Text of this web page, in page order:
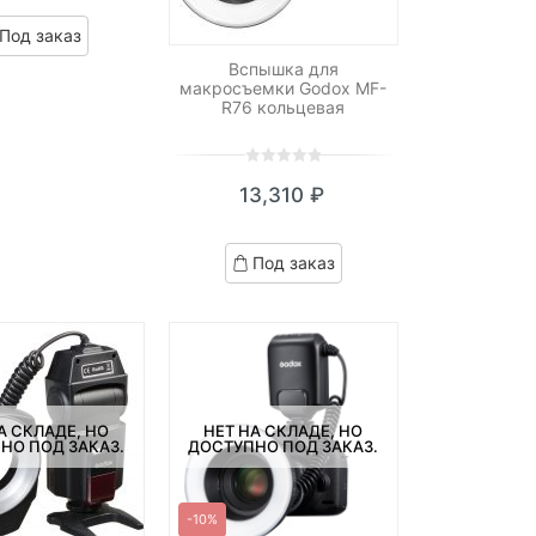
цена
составляла
цена:
9,170 ₽.
Под заказ
Вспышка для
макросъемки Godox MF-
R76 кольцевая
out
based
on
13,310₽
Под заказ
СКЛАДЕ, НО
ПОД ЗАКАЗ.
НЕТ НА СКЛАДЕ, НО
ДОСТУПНО ПОД ЗАКАЗ.
-10%